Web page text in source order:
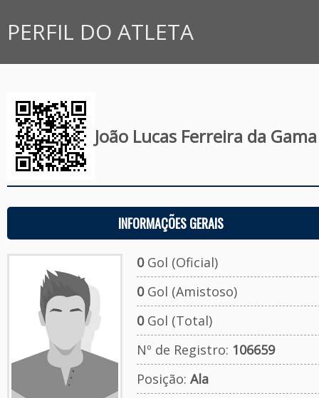
PERFIL DO ATLETA
João Lucas Ferreira da Gama
INFORMAÇÕES GERAIS
0Gol (Oficial)
0Gol (Amistoso)
0Gol (Total)
Nº de Registro: 106659
Posição: Ala